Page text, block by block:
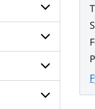
Undersidor
för
Väder
Undersidor
för
Klimat
Undersidor
för
Data
Undersidor